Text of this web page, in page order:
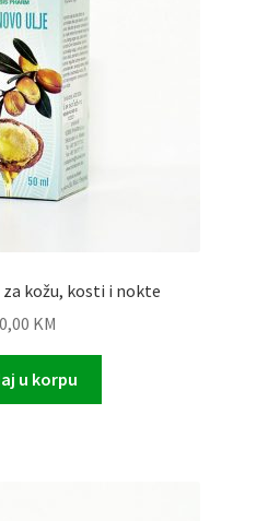
kožu, kosti i nokte
KM
u korpu